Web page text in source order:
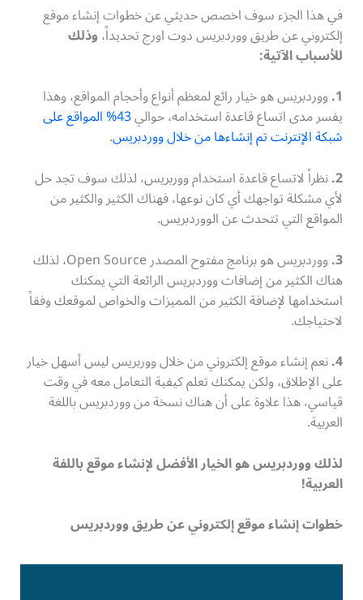
في هذا الجزء سوف اخصص حديثي عن خطوات إنشاء موقع
إلكتروني عن طريق ووردبريس دوت اورج تحديداً،وذلك
للأسباب الآتية:
1. ووردبريس هو خيار رائع لمعظم أنواع وأحجام المواقع، وهذا
يفسر مدى اتساع قاعدة استخدامه، حوالي 43% المواقع على
شبكة الإنترنت تم إنشاءها من خلال ووردبريس.
2. نظراً لاتساع قاعدة استخدام ووربريس، لذلك سوف تجد حل
لأي مشكلة تواجهك أي كان نوعها، فهناك الكثير والكثير من
المواقع التي تتحدث عن الووردبريس.
3.
ووردبريس هو برنامج مفتوح المصدر Open Source، لذلك
هناك الكثير من إضافات ووردبريس الرائعة التي يمكنك
استخدامها لإضافة الكثير من المميزات والخواص لموقعك وفقاً
لاحتياجك.
4. نعم إنشاء موقع إلكتروني من خلال ووربريس ليس أسهل خيار
على الإطلاق، ولكن يمكنك تعلم كيفية التعامل معه في وقت
قياسي، هذا علاوة على أن هناك نسخة من ووردبريس باللغة
العربية.
لذلك ووردبريس هو الخيار الأفضل لإنشاء موقع باللفة
العربية!
خطوات إنشاء موقع إلكتروني عن طريق ووردبريس